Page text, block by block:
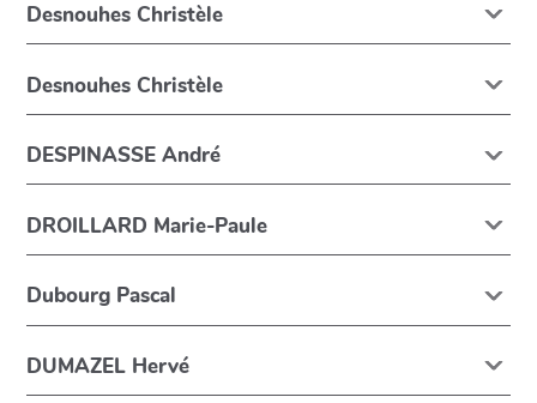
Desnouhes Christèle
Desnouhes Christèle
DESPINASSE André
DROILLARD Marie-Paule
Dubourg Pascal
DUMAZEL Hervé